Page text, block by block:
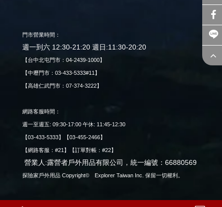
門市營業時間：
週一到六 12:30-21:20 週日:11:30-20:20
【台中北屯門市：04-2439-1000】
【中壢門市：03-433-5333#11】
【高雄仁武門市：07-374-3222】
網路客服時間：
週一至週五: 09:30-17:00 午休: 11:45-12:30
【03-433-5333】【03-455-2466】
【網路客服：#21】【訂單對帳：#22】
營業人:露營者戶外用品有限公司，統一編號：66880569
探險家戶外用品 Copyright© Explorer Taiwan Inc. 保留一切權利。